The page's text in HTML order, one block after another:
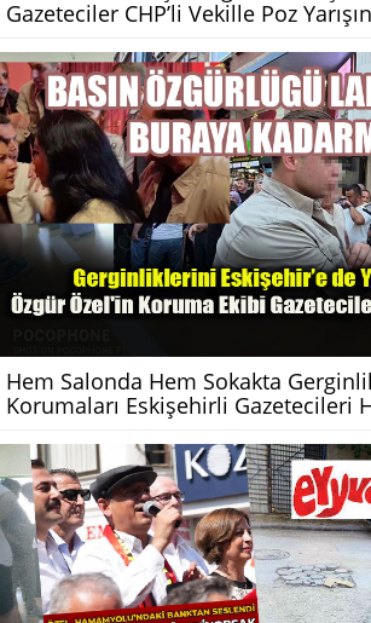
Gazeteciler CHP’li Vekille Poz
Hem Salonda Hem Sokakta
Korumaları Eskişehirli Gazetecileri